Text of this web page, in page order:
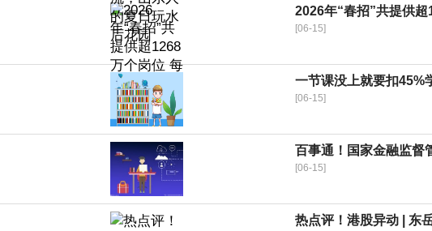
2026年“春招”共提供
[06-15]
一节课没上就要扣45%
[06-15]
百事通！国家金融监督
[06-15]
热点评！港股异动 | 东